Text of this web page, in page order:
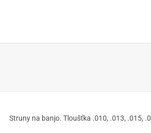
Struny na banjo. Tloušťka .010, .013, .015,